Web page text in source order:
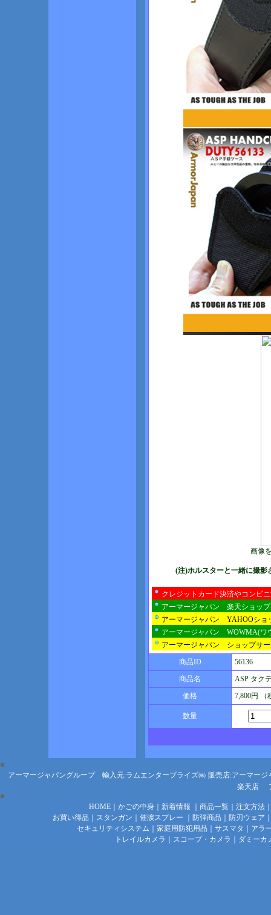
画像
(注)ホルスターと一緒に撮影
クレジットカード決済やコンビ
アーマージャパン 楽天ショッ
アーマージャパン YAHOOショ
アーマージャパン WOWMA(ワ
アーマージャパン ショップサ
商品ID
56136
商品名
ASP タク
価格
7,800円 （
数量
アーマージャパングループ 輸入元:ラムエンタープライズ㈱ 販売店:アーマージ
楽天店
HOME｜ かごの中身｜ 新着情報 商品一覧｜ 注文方法
お買い得品
スタンガン 催涙スプレー 防弾商品 防刃ウェア
セキュリティシステム
家庭用防犯用品 サスマタ
アラ
トレイルカメラ
スコープ・カメラ ダミーカ